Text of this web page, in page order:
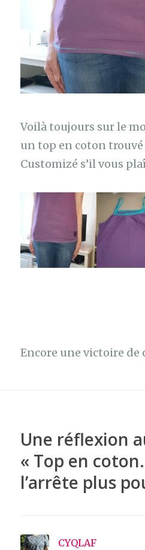
Voilà toujours sur le
un top en coton trouvé
Customizé s’il vous
Encore une victoire de
Une réflexion
« Top en
l’arrête plus
CYQLAF